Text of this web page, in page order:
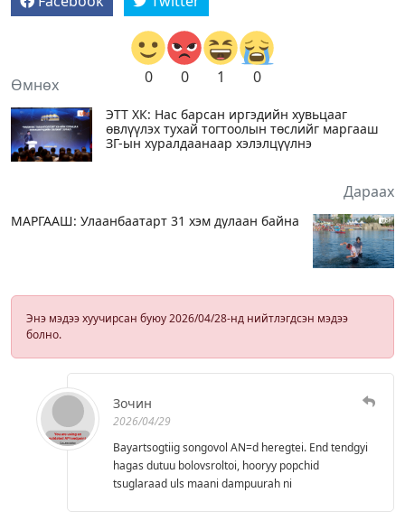
0 0 1 0
Өмнөх
ЭТТ ХК: Нас барсан иргэдийн хувьцааг
өвлүүлэх тухай тогтоолын төслийг маргааш
ЗГ-ын хуралдаанаар хэлэлцүүлнэ
Дараах
МАРГААШ: Улаанбаатарт 31 хэм дулаан байна
Энэ мэдээ хуучирсан буюу 2026/04/28-нд нийтлэгдсэн мэдээ
болно.
Зочин
2026/04/29
Bayartsogtiig songovol AN=d heregtei. End tendgyi
hagas dutuu bolovsroltoi, hooryy popchid
tsuglaraad uls maani dampuurah ni